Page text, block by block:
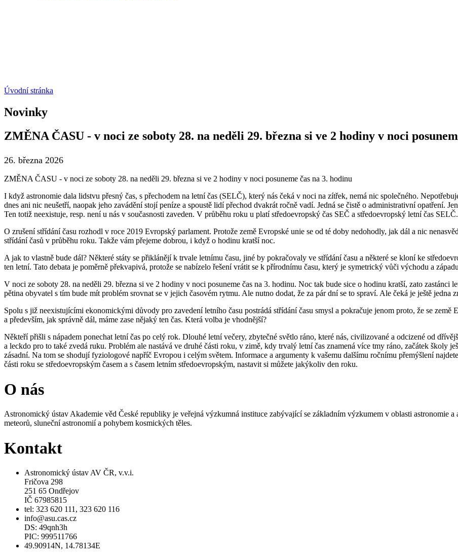
Úvodní stránka
Novinky
ZMĚNA ČASU - v noci ze soboty 28. na neděli 29. března si ve 2 hodiny v noci
26. března 2026
ZMĚNA ČASU - v noci ze soboty 28. na neděli 29. března si ve 2 hodiny v noci posuneme čas na 3. hodinu
I když astronomie dala lidstvu přesný čas, s přechodem na letní čas (SELČ), který nás čeká v noci na zítřek, nemá nic společného.
dnes ani nic neušetří, naopak jeho zavádění stojí peníze a spoustě lidí přechod dvakrát ročně vadí. Jedná se čistě o administrativní opatření.
Ten totiž neexistuje, resp. není u nás v současnosti zaveden. V průběhu roku u platí středoevropský čas SEČ a středoevropský letní čas SELČ.
O zrušení střídání času rozhodl v roce 2019 Evropský parlament. Protože země Evropské unie se od té doby nedohodly, jak dál a nic
střídání časů v průběhu roku. Takže vám přejeme dobrou, i když o hodinu kratší noc.
A jak to vlastně bude dál? Některé státy se přiklánějí k trvale letnímu času, jiné by pokračovaly ve střídání času a některé se kloní ke
ten letní. Tato debata je poměrně překvapivá, protože se nabízelo řešení vrátit se k přírodnímu času, který je symetrický vůči východu a
V noci ze soboty 28. na neděli 29. března si ve 2 hodiny v noci posuneme čas na 3. hodinu. Noc tak bude sice o hodinu kratší, zato
pětina obyvatel s tím bude mít problém srovnat se v jejich časovém rytmu. Ale nutno dodat, že za pár dní se to spraví. Ale čeká je ještě jedna
Spolu s již neexistujícími ekonomickými důvody pro zavedení letního času postrádá střídání času smysl a pokračuje jenom proto, že se
a především, jak správně dál, máme zase nějaký ten čas. Která volba je vhodnější?
Někteří přišli s nápadem ponechat letní čas po celý rok. Dlouhé letní večery, zbytečné světlo ráno, které nás, civilizované a odcizené od
a leckdo pro to také zvedá ruku. Problém ale nastává ve druhé části roku, v zimě, kdy trvalý letní čas znamená více tmy ráno, začátek školy
zásadní. Na tom se shodují fyziologové napříč Evropou i celým světem. Informace a argumenty k vašemu dalšímu ročnímu přemýšlení
části roku se středoevropským časem a s časem letním středoevropským, nastavit si můžete jakýkoliv den roku.
O nás
Astronomický ústav Akademie věd České republiky je veřejná výzkumná instituce zabývající se základním výzkumem v oblasti astronomie
meteorů, sluneční astronomií a pohybem kosmických těles.
Kontakt
Astronomický ústav AV ČR, v.v.i.
Fričova 298
251 65 Ondřejov
IČ 67985815
tel: 323 620 111, 323 620 116
info@asu.cas.cz
DS: 49qnh3h
PIC: 999511766
49.90914N, 14.78134E